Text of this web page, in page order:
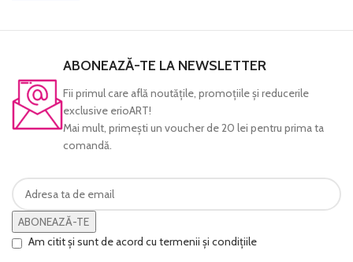
ABONEAZĂ-TE LA NEWSLETTER
Fii primul care află noutăţile, promoţiile şi reducerile
exclusive erioART!
Mai mult, primeşti un voucher de 20 lei pentru prima ta
comandă.
ABONEAZĂ-TE
Am citit și sunt de acord cu termenii și condițiile